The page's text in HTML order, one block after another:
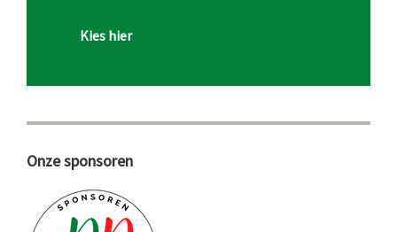
Kies hier
Onze sponsoren